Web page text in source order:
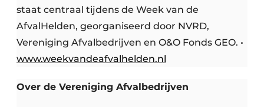
staat centraal tijdens de Week van de
AfvalHelden, georganiseerd door NVRD,
Vereniging Afvalbedrijven en O&O Fonds GEO. •
www.weekvandeafvalhelden.nl
Over de Vereniging Afvalbedrijven